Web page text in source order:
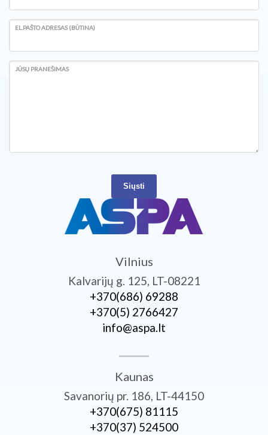
EL.PAŠTO ADRESAS (BŪTINA)
JŪSŲ PRANEŠIMAS
Siųsti
Vilnius
Kalvarijų g. 125, LT-08221
+370­(686) 69288
+370­(5) 2766427
info@aspa.lt
Kaunas
Savanorių pr. 186, LT-44150
+370­(675) 81115
+370­(37) 524500